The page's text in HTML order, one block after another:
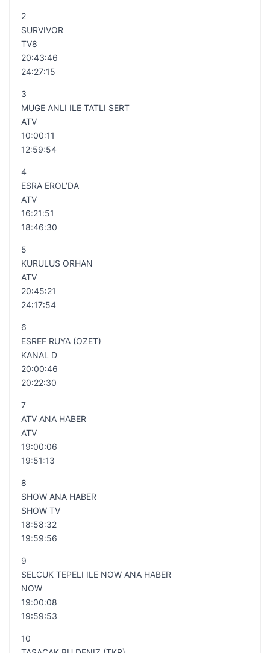
2
SURVIVOR
TV8
20:43:46
24:27:15
3
MUGE ANLI ILE TATLI SERT
ATV
10:00:11
12:59:54
4
ESRA EROL’DA
ATV
16:21:51
18:46:30
5
KURULUS ORHAN
ATV
20:45:21
24:17:54
6
ESREF RUYA (OZET)
KANAL D
20:00:46
20:22:30
7
ATV ANA HABER
ATV
19:00:06
19:51:13
8
SHOW ANA HABER
SHOW TV
18:58:32
19:59:56
9
SELCUK TEPELI ILE NOW ANA HABER
NOW
19:00:08
19:59:53
10